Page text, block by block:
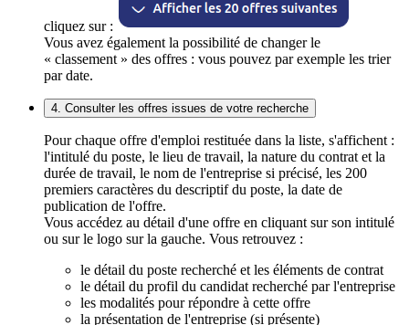
cliquez sur :
Vous avez également la possibilité de changer le
« classement » des offres : vous pouvez par exemple les trier
par date.
4. Consulter les offres issues de votre recherche
Pour chaque offre d'emploi restituée dans la liste, s'affichent :
l'intitulé du poste, le lieu de travail, la nature du contrat et la
durée de travail, le nom de l'entreprise si précisé, les 200
premiers caractères du descriptif du poste, la date de
publication de l'offre.
Vous accédez au détail d'une offre en cliquant sur son intitulé
ou sur le logo sur la gauche. Vous retrouvez :
le détail du poste recherché et les éléments de contrat
le détail du profil du candidat recherché par l'entreprise
les modalités pour répondre à cette offre
la présentation de l'entreprise (si présente)